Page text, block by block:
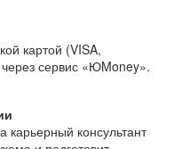
картой (VISA,
сервис «ЮMoney».
карьерный консультант